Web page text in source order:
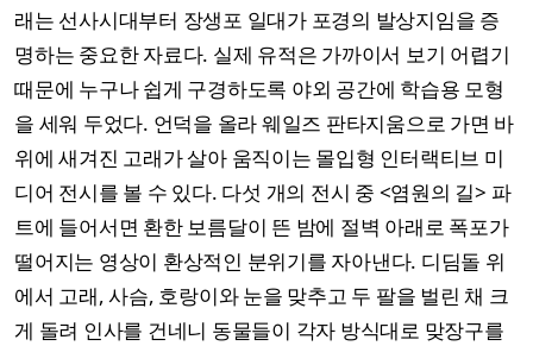
래는 선사시대부터 장생포 일대가 포경의 발상지임을 증
명하는 중요한 자료다. 실제 유적은 가까이서 보기 어렵기
때문에 누구나 쉽게 구경하도록 야외 공간에 학습용 모형
을 세워 두었다. 언덕을 올라 웨일즈 판타지움으로 가면 바
위에 새겨진 고래가 살아 움직이는 몰입형 인터랙티브 미
디어 전시를 볼 수 있다. 다섯 개의 전시 중 <염원의 길> 파
트에 들어서면 환한 보름달이 뜬 밤에 절벽 아래로 폭포가
떨어지는 영상이 환상적인 분위기를 자아낸다. 디딤돌 위
에서 고래, 사슴, 호랑이와 눈을 맞추고 두 팔을 벌린 채 크
게 돌려 인사를 건네니 동물들이 각자 방식대로 맞장구를